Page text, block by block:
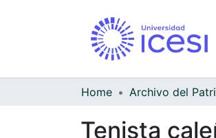
Home
Tenista